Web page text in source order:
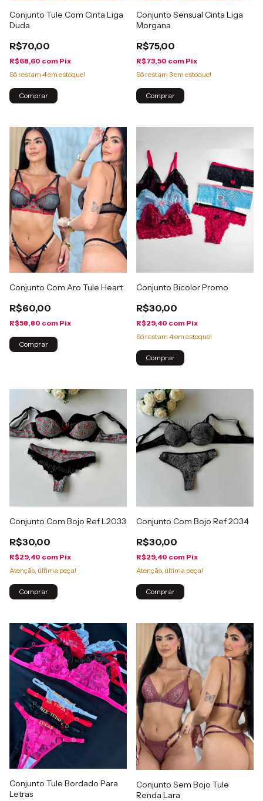
Conjunto Tule Com Cinta Liga
Duda
R$70,00
R$68,60 com Pix
Só restam 4em estoque!
Comprar
Conjunto Sensual Cinta Liga
Morgana
R$75,00
R$73,50 com Pix
Só restam 3em estoque!
Comprar
Conjunto Com Aro Tule Heart
R$60,00
R$58,80 com Pix
Comprar
Conjunto Bicolor Promo
R$30,00
R$29,40 com Pix
Só restam 4em estoque!
Comprar
Conjunto Com Bojo Ref L2033
R$30,00
R$29,40 com Pix
Atenção, última peça!
Comprar
Conjunto Com Bojo Ref 2034
R$30,00
R$29,40 com Pix
Atenção, última peça!
Comprar
Conjunto Tule Bordado Para
Letras
Conjunto Sem Bojo Tule
Renda Lara